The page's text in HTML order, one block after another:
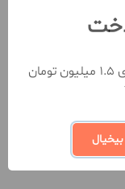
تخفیف 100هزار تومانی برای خرید های بالای 1.5 میلیون تومان